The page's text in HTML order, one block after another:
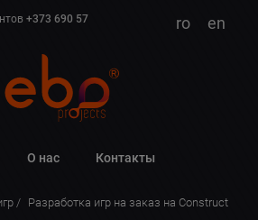
+373 690 57
ro en
О нас Контакты
Разработка игр на заказ на Construct